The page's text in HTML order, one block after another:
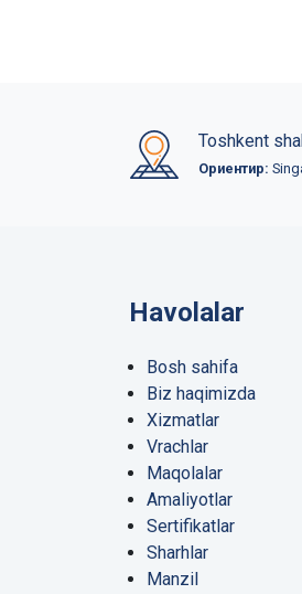
Toshkent
Ориентир:
Havolalar
Bosh sahifa
Biz haqimizda
Xizmatlar
Vrachlar
Maqolalar
Amaliyotlar
Sertifikatlar
Sharhlar
Manzil